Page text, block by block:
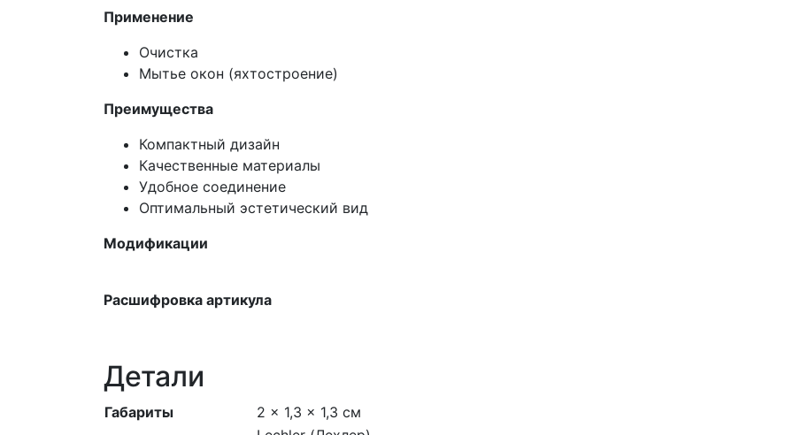
Применение
Очистка
Мытье окон (яхтостроение)
Преимущества
Компактный дизайн
Качественные материалы
Удобное соединение
Оптимальный эстетический вид
Модификации
Расшифровка артикула
Детали
Габариты
2 × 1,3 × 1,3 см